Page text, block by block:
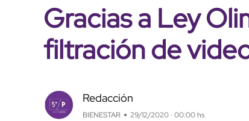
Gracias a Ley
filtración de
Redacción
BIENESTAR 29/12/2020 · 00:00 hs